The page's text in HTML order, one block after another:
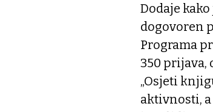
Dodaje
dogovoren
Programa
350 prijava,
„Osjeti
aktivnosti,